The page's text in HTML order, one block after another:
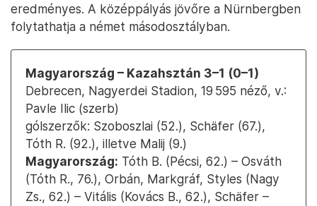
eredményes. A középpályás jövőre a Nürnbergben
folytathatja a német másodosztályban.
Magyarország – Kazahsztán 3–1 (0–1)
Debrecen, Nagyerdei Stadion, 19 595 néző, v.:
Pavle Ilic (szerb)
gólszerzők: Szoboszlai (52.), Schäfer (67.),
Tóth R. (92.), illetve Malij (9.)
Magyarország: Tóth B. (Pécsi, 62.) – Osváth
(Tóth R., 76.), Orbán, Markgráf, Styles (Nagy
Zs., 62.) – Vitális (Kovács B., 62.), Schäfer –